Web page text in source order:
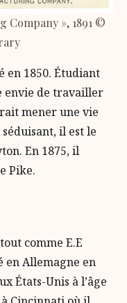
Company », 1891 ©
en 1850. Étudiant
envie de travailler
mener une vie
il est le
En 1875, il
Pike.
comme E.E
en Allemagne en
États-Unis à l’âge